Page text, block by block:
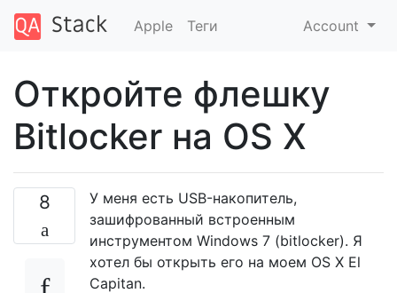
Apple Теги Account
Откройте флешку
Bitlocker на OS X
8
У меня есть USB-накопитель,
зашифрованный встроенным
инструментом Windows 7 (bitlocker). Я
хотел бы открыть его на моем OS X El
Capitan.